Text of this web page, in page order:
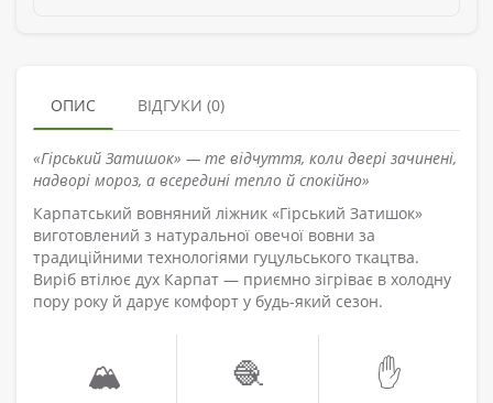
ОПИС ВІДГУКИ (0)
«Гірський Затишок» — те відчуття, коли двері зачинені,
надворі мороз, а всередині тепло й спокійно»
Карпатський вовняний ліжник «Гірський Затишок»
виготовлений з натуральної овечої вовни за
традиційними технологіями гуцульського ткацтва.
Виріб втілює дух Карпат — приємно зігріває в холодну
пору року й дарує комфорт у будь-який сезон.
🏔️ 🧶 ✋